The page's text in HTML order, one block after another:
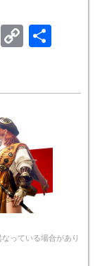
E
m
C
o
y
n
k
っている場合があり